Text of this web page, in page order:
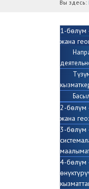
Вы здесь:
1-бөлүм
жана
2-бөлүм
жана
3-бөлүм
4-бөлүм